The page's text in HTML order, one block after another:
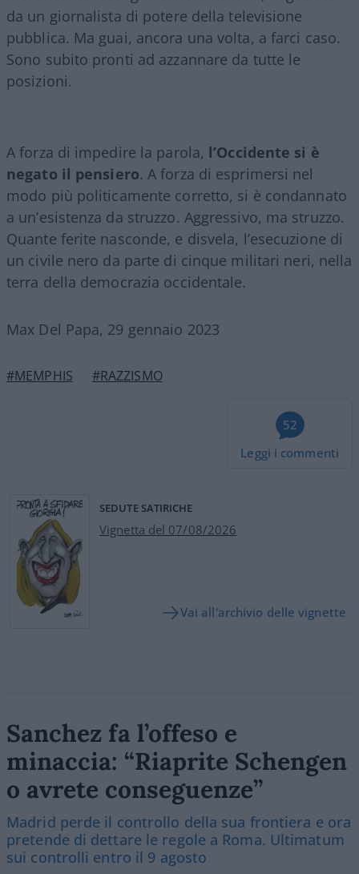
da un giornalista di potere della televisione
pubblica. Ma guai, ancora una volta, a farci caso.
Sono subito pronti ad azzannare da tutte le
posizioni.
A forza di impedire la parola, l’Occidente si è
negato il pensiero. A forza di esprimersi nel
modo più politicamente corretto, si è condannato
a un’esistenza da struzzo. Aggressivo, ma struzzo.
Quante ferite nasconde, e disvela, l’esecuzione di
un civile nero da parte di cinque militari neri, nella
terra della democrazia occidentale.
Max Del Papa, 29 gennaio 2023
#MEMPHIS #RAZZISMO
52
Leggi i commenti
SEDUTE SATIRICHE
Vignetta del 07/08/2026
Vai all'archivio delle vignette
Sanchez fa l’offeso e
minaccia: “Riaprite Schengen
o avrete conseguenze”
Madrid perde il controllo della sua frontiera e ora
pretende di dettare le regole a Roma. Ultimatum
sui controlli entro il 9 agosto